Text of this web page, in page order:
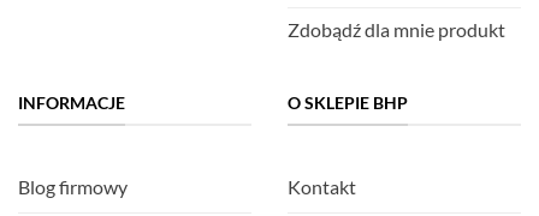
Zdobądź dla mnie produkt
INFORMACJE
Blog firmowy
O SKLEPIE BHP
Kontakt